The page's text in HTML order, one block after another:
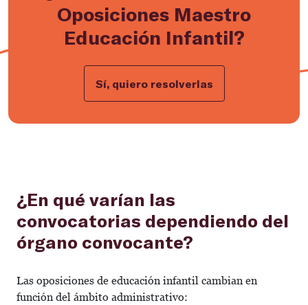
Oposiciones Maestro
Educación Infantil?
Sí, quiero resolverlas
¿En qué varían las
convocatorias dependiendo del
órgano convocante?
Las oposiciones de educación infantil cambian en
función del ámbito administrativo: